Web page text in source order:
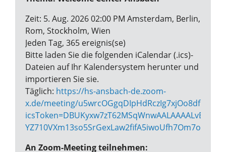
Zeit: 5. Aug. 2026 02:00 PM Amsterdam, Berlin,
Rom, Stockholm, Wien
Jeden Tag, 365 ereignis(se)
Bitte laden Sie die folgenden iCalendar (.ics)-
Dateien auf Ihr Kalendersystem herunter und
importieren Sie sie.
Täglich: https://hs-ansbach-de.zoom-
x.de/meeting/
An Zoom-Meeting teilnehmen: